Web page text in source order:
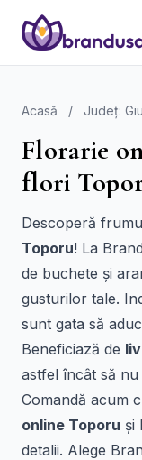
Acasă / Județ:
Florarie
flori
Descoperă
Toporu! La
de buchete și
gusturilor tale.
sunt gata să
Beneficiază de
astfel încât să
Comandă acum
online Toporu și
detalii. Alege